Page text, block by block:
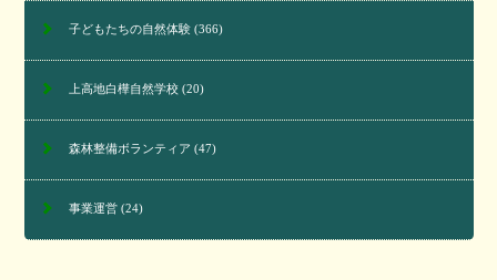
子どもたちの自然体験(366)
上高地白樺自然学校(20)
森林整備ボランティア (47)
事業運営(24)